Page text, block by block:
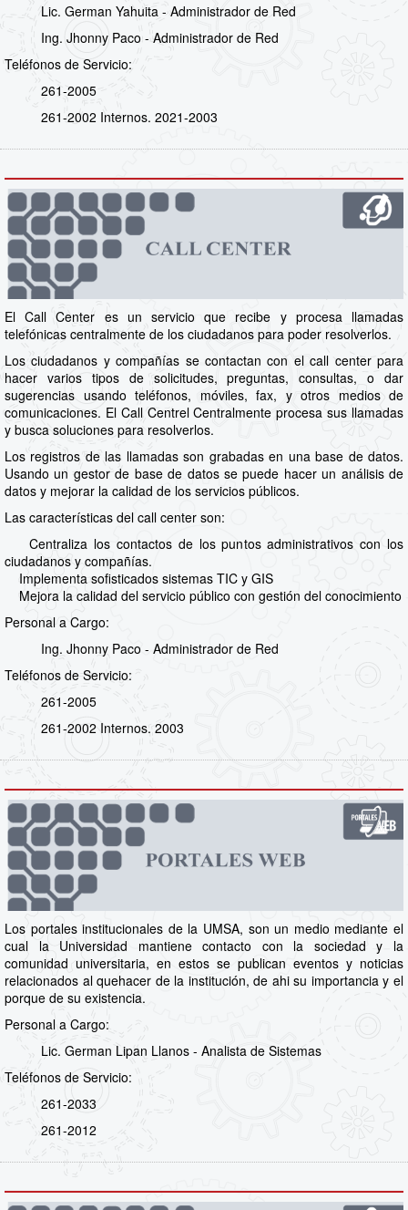
Lic. German Yahuita - Administrador de Red
Ing. Jhonny Paco - Administrador de Red
Teléfonos de Servicio:
261-2005
261-2002 Internos. 2021-2003
El Call Center es un servicio que recibe y procesa llamadas
telefónicas centralmente de los ciudadanos para poder resolverlos.
Los ciudadanos y compañías se contactan con el call center para
hacer varios tipos de solicitudes, preguntas, consultas, o dar
sugerencias usando teléfonos, móviles, fax, y otros medios de
comunicaciones. El Call Centrel Centralmente procesa sus llamadas
y busca soluciones para resolverlos.
Los registros de las llamadas son grabadas en una base de datos.
Usando un gestor de base de datos se puede hacer un análisis de
datos y mejorar la calidad de los servicios públicos.
Las características del call center son:
Centraliza los contactos de los puntos administrativos con los
ciudadanos y compañías.
Implementa sofisticados sistemas TIC y GIS
Mejora la calidad del servicio público con gestión del conocimiento
Personal a Cargo:
Ing. Jhonny Paco - Administrador de Red
Teléfonos de Servicio:
261-2005
261-2002 Internos. 2003
Los portales institucionales de la UMSA, son un medio mediante el
cual la Universidad mantiene contacto con la sociedad y la
comunidad universitaria, en estos se publican eventos y noticias
relacionados al quehacer de la institución, de ahi su importancia y el
porque de su existencia.
Personal a Cargo:
Lic. German Lipan Llanos - Analista de Sistemas
Teléfonos de Servicio:
261-2033
261-2012